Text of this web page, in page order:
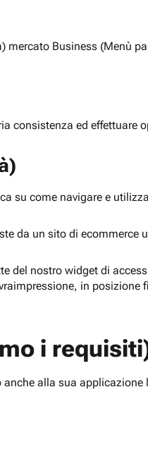
Business (Menù
consistenza ed effettuare
su come navigare e
da un sito di ecommerce
del nostro widget di
in posizione
i
alla sua applicazione